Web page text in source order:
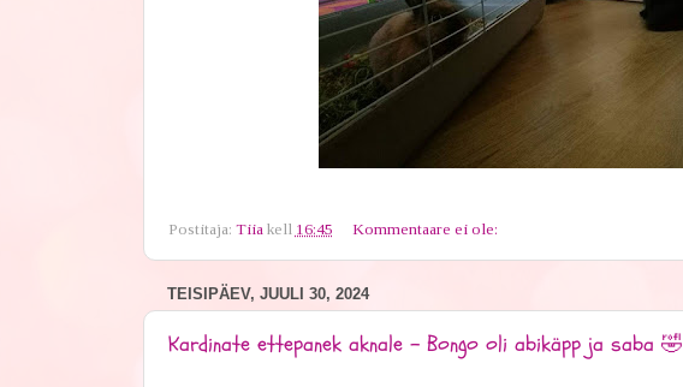
Postitaja: Tiia kell 16:45 Kommentaare ei ole:
TEISIPÄEV, JUULI 30, 2024
Kardinate ettepanek aknale - Bongo oli abikäpp ja saba 🤣